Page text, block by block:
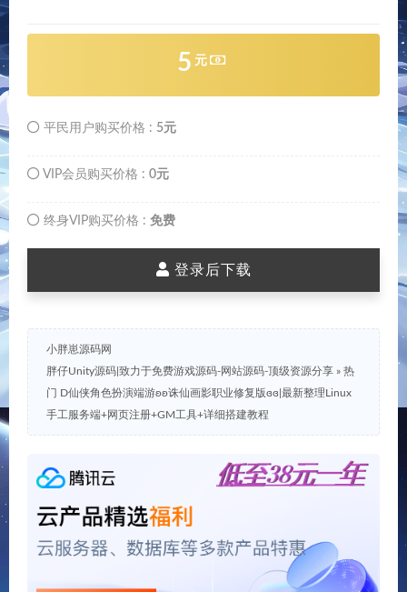
5 元
平民用户购买价格 : 5元
VIP会员购买价格 : 0元
终身VIP购买价格 : 免费
登录后下载
小胖崽源码网
胖仔Unity源码|致力于免费游戏源码-网站源码-顶级资源分享 » 热
门 D仙侠角色扮演端游ʚʚ诛仙画影职业修复版ɞɞ|最新整理Linux
手工服务端+网页注册+GM工具+详细搭建教程